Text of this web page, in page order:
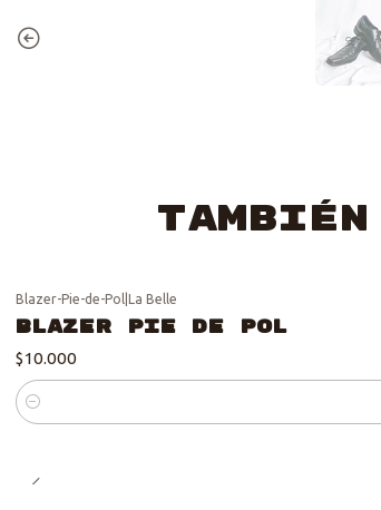
Blazer-Pie-de-Pol La Belle
Blazer Pie de Pol
$10.000
Cantidad